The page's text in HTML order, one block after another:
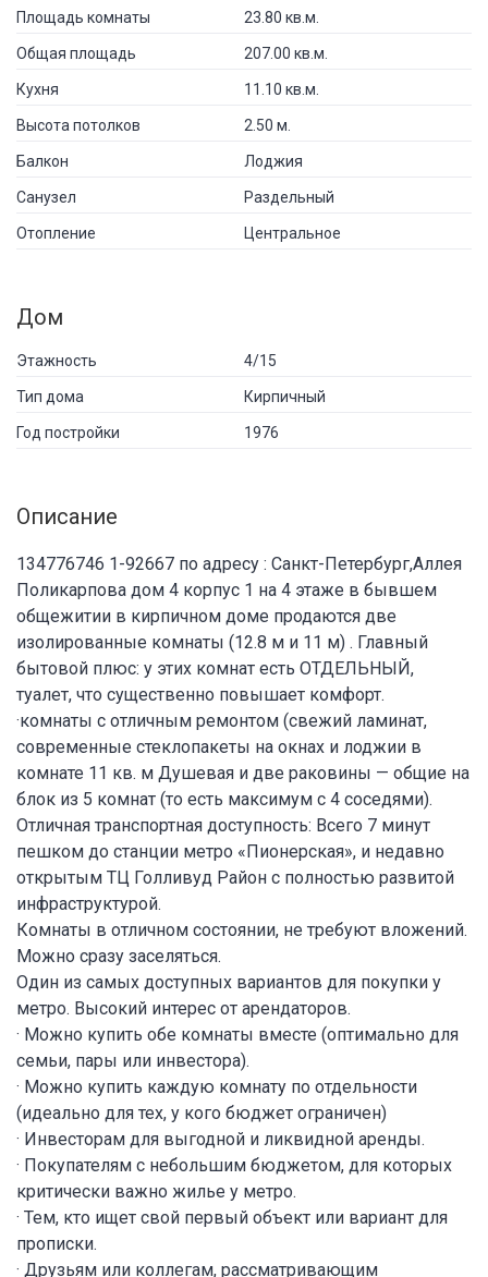
Площадь комнаты 23.80 кв.м.
Общая площадь 207.00 кв.м.
Кухня 11.10 кв.м.
Высота потолков 2.50 м.
Балкон Лоджия
Санузел Раздельный
Отопление Центральное
Дом
Этажность 4/15
Тип дома Кирпичный
Год постройки 1976
Описание
134776746 1-92667 по адресу : Санкт-Петербург,Аллея
Поликарпова дом 4 корпус 1 на 4 этаже в бывшем
общежитии в кирпичном доме продаются две
изолированные комнаты (12.8 м и 11 м) . Главный
бытовой плюс: у этих комнат есть ОТДЕЛЬНЫЙ,
туалет, что существенно повышает комфорт.
·комнаты с отличным ремонтом (свежий ламинат,
современные стеклопакеты на окнах и лоджии в
комнате 11 кв. м Душевая и две раковины — общие на
блок из 5 комнат (то есть максимум с 4 соседями).
Отличная транспортная доступность: Всего 7 минут
пешком до станции метро «Пионерская», и недавно
открытым ТЦ Голливуд Район с полностью развитой
инфраструктурой.
Комнаты в отличном состоянии, не требуют вложений.
Можно сразу заселяться.
Один из самых доступных вариантов для покупки у
метро. Высокий интерес от арендаторов.
· Можно купить обе комнаты вместе (оптимально для
семьи, пары или инвестора).
· Можно купить каждую комнату по отдельности
(идеально для тех, у кого бюджет ограничен)
· Инвесторам для выгодной и ликвидной аренды.
· Покупателям с небольшим бюджетом, для которых
критически важно жилье у метро.
· Тем, кто ищет свой первый объект или вариант для
прописки.
· Друзьям или коллегам, рассматривающим